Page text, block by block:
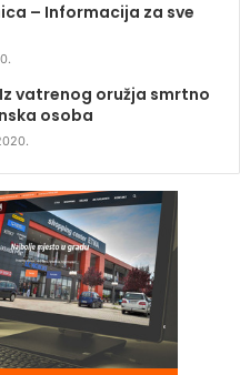
– Informacija za sve
vatrenog oružja smrtno
osoba